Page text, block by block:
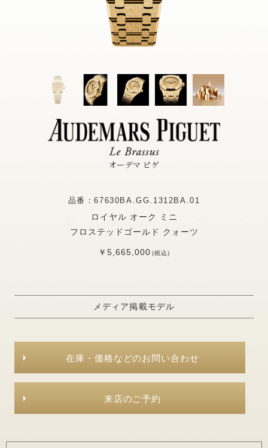
オーデマ ピゲ
品番：67630BA.GG.1312BA.01
ロイヤル オーク ミニ
フロステッドゴールド クォーツ
￥5,665,000(税込)
メディア掲載モデル
在庫・価格などのお問い合わせ
来店のご予約